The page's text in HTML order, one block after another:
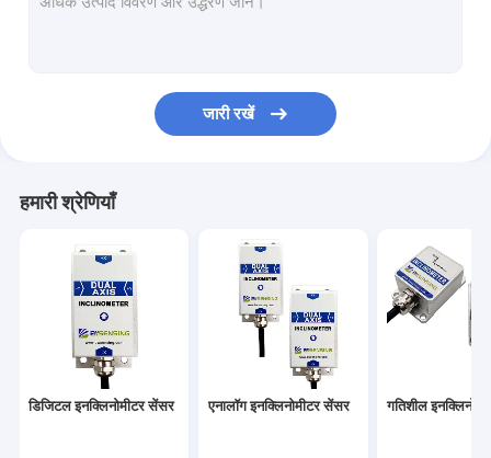
जारी रखें
हमारी श्रेणियाँ
डिजिटल इनक्लिनोमीटर सेंसर एनालॉग इनक्लिनोमीटर सेंसर गतिशील